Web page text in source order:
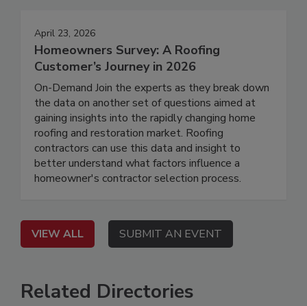
April 23, 2026
Homeowners Survey: A Roofing
Customer’s Journey in 2026
On-Demand Join the experts as they break down
the data on another set of questions aimed at
gaining insights into the rapidly changing home
roofing and restoration market. Roofing
contractors can use this data and insight to
better understand what factors influence a
homeowner's contractor selection process.
VIEW ALL SUBMIT AN EVENT
Related Directories